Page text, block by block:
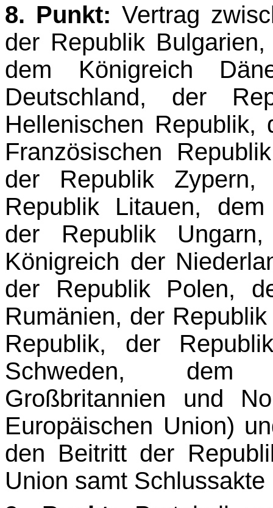
8. Punkt: Vertrag
der Republik
dem Königreich
Deutschland, der
Hellenischen Republik,
Französischen
der Republik
Republik Litauen,
der Republik
Königreich der
der Re­publik Polen,
Rumänien, der
Republik, der
Schweden, dem
Großbritannien und
Europäischen Union)
den Beitritt der
Union samt Schlussakte